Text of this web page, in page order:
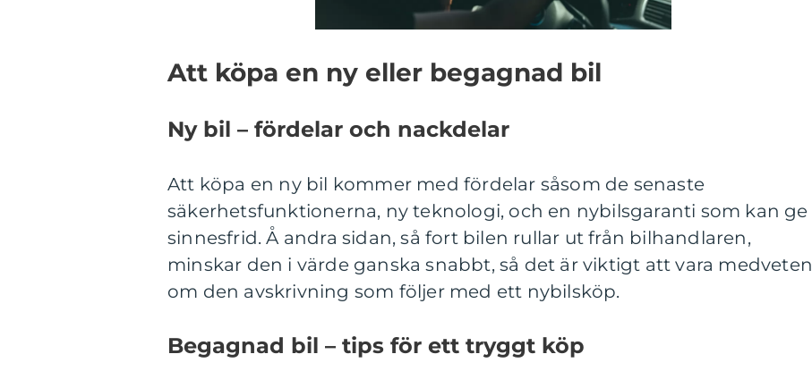
Att köpa en ny eller begagnad bil
Ny bil – fördelar och nackdelar
Att köpa en ny bil kommer med fördelar såsom de senaste
säkerhetsfunktionerna, ny teknologi, och en nybilsgaranti som kan ge
sinnesfrid. Å andra sidan, så fort bilen rullar ut från bilhandlaren,
minskar den i värde ganska snabbt, så det är viktigt att vara medveten
om den avskrivning som följer med ett nybilsköp.
Begagnad bil – tips för ett tryggt köp